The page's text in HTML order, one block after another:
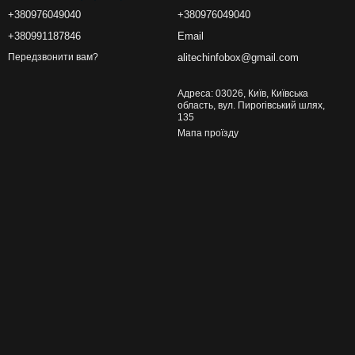
+380976049040
+380991187846
Передзвонити вам?
+380976049040
Email
alitechinfobox@gmail.com
Адреса: 03026, Київ, Київська
область, вул. Пирогівський шлях,
135
Мапа проїзду